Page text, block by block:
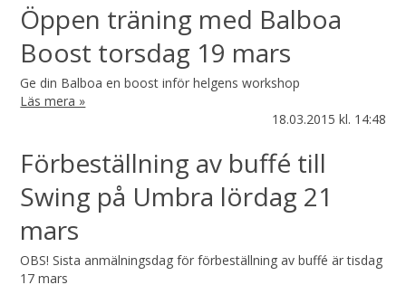
Öppen träning med Balboa
Boost torsdag 19 mars
Ge din Balboa en boost inför helgens workshop
Läs mera »
18.03.2015 kl. 14:48
Förbeställning av buffé till
Swing på Umbra lördag 21
mars
OBS! Sista anmälningsdag för förbeställning av buffé är tisdag
17 mars